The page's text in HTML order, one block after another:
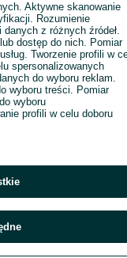
Aktywne skanowanie
Rozumienie
z różnych źródeł.
dostęp do nich. Pomiar
Tworzenie profili w
spersonalizowanych
do wyboru reklam.
wyboru treści. Pomiar
wyboru
profili w celu doboru